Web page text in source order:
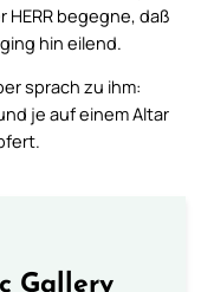
HERR begegne, daß
hin eilend.
sprach zu ihm:
je auf einem Altar
Gallery